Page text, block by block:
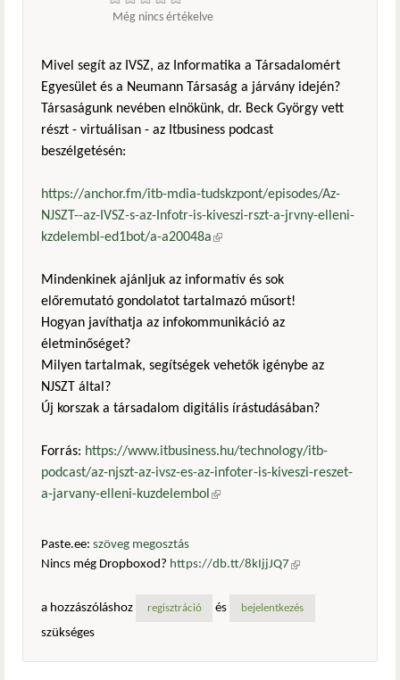
Még nincs értékelve
Mivel segít az IVSZ, az Informatika a Társadalomért
Egyesület és a Neumann Társaság a járvány idején?
Társaságunk nevében elnökünk, dr. Beck György vett
részt - virtuálisan - az Itbusiness podcast
beszélgetésén:
https://anchor.fm/itb-mdia-tudskzpont/episodes/Az-
NJSZT--az-IVSZ-s-az-Infotr-is-kiveszi-rszt-a-jrvny-elleni-
kzdelembl-ed1bot/a-a20048a(külső hivatkozás)
Mindenkinek ajánljuk az informatív és sok
előremutató gondolatot tartalmazó műsort!
Hogyan javíthatja az infokommunikáció az
életminőséget?
Milyen tartalmak, segítségek vehetők igénybe az
NJSZT által?
Új korszak a társadalom digitális írástudásában?
Forrás: https://www.itbusiness.hu/technology/itb-
podcast/az-njszt-az-ivsz-es-az-infoter-is-kiveszi-reszet-
a-jarvany-elleni-kuzdelembol(külső hivatkozás)
Paste.ee: szöveg megosztás
Nincs még Dropboxod? https://db.tt/8kIjjJQ7 (külső
a hozzászóláshoz
regisztráció és bejelentkezés
szükséges